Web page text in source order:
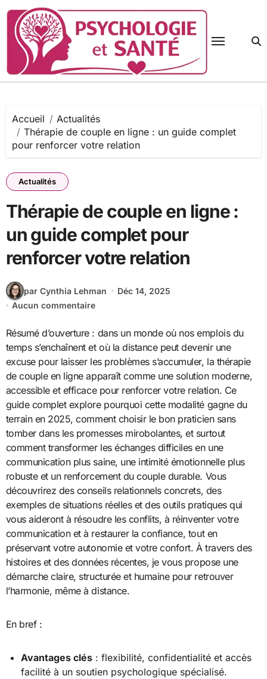
contenu
Accueil
Actualités
Thérapie de couple en ligne : un guide complet
pour renforcer votre relation
Actualités
Thérapie de couple en ligne :
un guide complet pour
renforcer votre relation
par Cynthia Lehman
Déc 14, 2025
Aucun commentaire
Résumé d’ouverture : dans un monde où nos emplois du
temps s’enchaînent et où la distance peut devenir une
excuse pour laisser les problèmes s’accumuler, la thérapie
de couple en ligne apparaît comme une solution moderne,
accessible et efficace pour renforcer votre relation. Ce
guide complet explore pourquoi cette modalité gagne du
terrain en 2025, comment choisir le bon praticien sans
tomber dans les promesses mirobolantes, et surtout
comment transformer les échanges difficiles en une
communication plus saine, une intimité émotionnelle plus
robuste et un renforcement du couple durable. Vous
découvrirez des conseils relationnels concrets, des
exemples de situations réelles et des outils pratiques qui
vous aideront à résoudre les conflits, à réinventer votre
communication et à restaurer la confiance, tout en
préservant votre autonomie et votre confort. À travers des
histoires et des données récentes, je vous propose une
démarche claire, structurée et humaine pour retrouver
l’harmonie, même à distance.
En bref :
Avantages clés : flexibilité, confidentialité et accès
facilité à un soutien psychologique spécialisé.